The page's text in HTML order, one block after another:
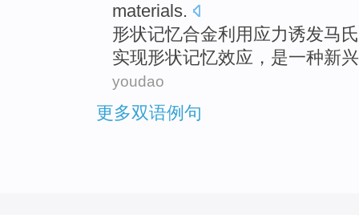
materials.
形状记忆合金利用 应力诱发马氏
实现形状记忆效应 ， 是一种新兴
youdao
更多双语例句